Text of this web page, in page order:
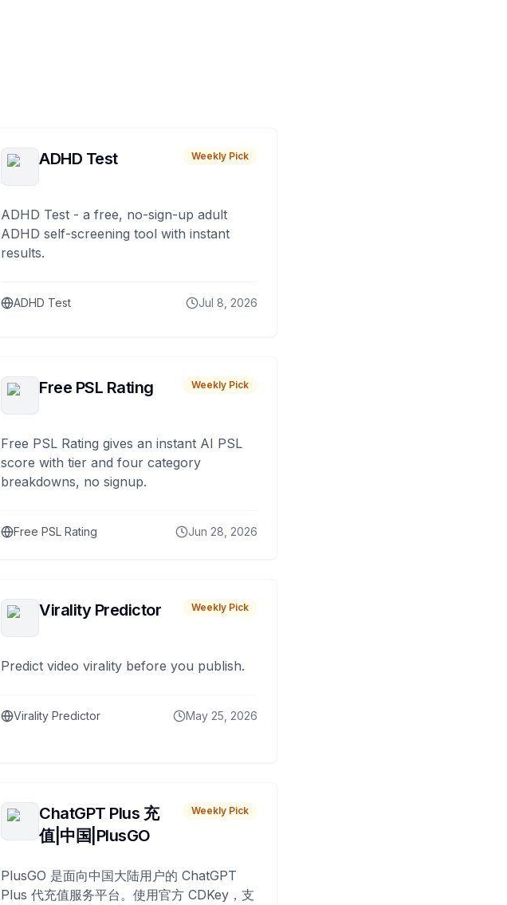
ADHD Test Weekly Pick
ADHD Test - a free, no-sign-up adult
ADHD self-screening tool with instant
results.
ADHD Test Jul 8, 2026
Free PSL Rating Weekly Pick
Free PSL Rating gives an instant AI PSL
score with tier and four category
breakdowns, no signup.
Free PSL Rating Jun 28, 2026
Virality Predictor Weekly Pick
Predict video virality before you publish.
Virality Predictor May 25, 2026
ChatGPT Plus 充
值|中国|PlusGO
Weekly Pick
PlusGO 是面向中国大陆用户的 ChatGPT
Plus 代充值服务平台。使用官方 CDKey，支